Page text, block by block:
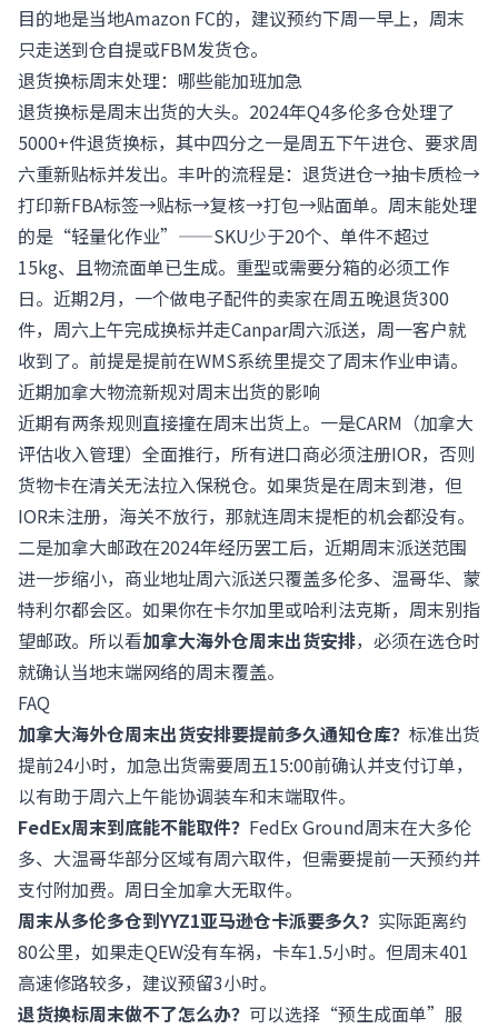
目的地是当地Amazon FC的，建议预约下周一早上，周末
只走送到仓自提或FBM发货仓。
退货换标周末处理：哪些能加班加急
退货换标是周末出货的大头。2024年Q4多伦多仓处理了
5000+件退货换标，其中四分之一是周五下午进仓、要求周
六重新贴标并发出。丰叶的流程是：退货进仓→抽卡质检→
打印新FBA标签→贴标→复核→打包→贴面单。周末能处理
的是“轻量化作业”——SKU少于20个、单件不超过
15kg、且物流面单已生成。重型或需要分箱的必须工作
日。近期2月，一个做电子配件的卖家在周五晚退货300
件，周六上午完成换标并走Canpar周六派送，周一客户就
收到了。前提是提前在WMS系统里提交了周末作业申请。
近期加拿大物流新规对周末出货的影响
近期有两条规则直接撞在周末出货上。一是CARM（加拿大
评估收入管理）全面推行，所有进口商必须注册IOR，否则
货物卡在清关无法拉入保税仓。如果货是在周末到港，但
IOR未注册，海关不放行，那就连周末提柜的机会都没有。
二是加拿大邮政在2024年经历罢工后，近期周末派送范围
进一步缩小，商业地址周六派送只覆盖多伦多、温哥华、蒙
特利尔都会区。如果你在卡尔加里或哈利法克斯，周末别指
望邮政。所以看加拿大海外仓周末出货安排，必须在选仓时
就确认当地末端网络的周末覆盖。
FAQ
加拿大海外仓周末出货安排要提前多久通知仓库？ 标准出货
提前24小时，加急出货需要周五15:00前确认并支付订单，
以有助于周六上午能协调装车和末端取件。
FedEx周末到底能不能取件？ FedEx Ground周末在大多伦
多、大温哥华部分区域有周六取件，但需要提前一天预约并
支付附加费。周日全加拿大无取件。
周末从多伦多仓到YYZ1亚马逊仓卡派要多久？ 实际距离约
80公里，如果走QEW没有车祸，卡车1.5小时。但周末401
高速修路较多，建议预留3小时。
退货换标周末做不了怎么办？ 可以选择“预生成面单”服